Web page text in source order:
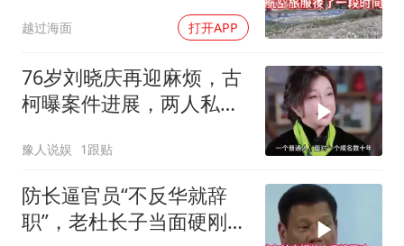
越过海面 打开APP
76岁刘晓庆再迎麻烦，古
柯曝案件进展，两人私密
豫人说娱 1跟贴
防长逼官员“不反华就辞
职”，老杜长子当面硬刚：